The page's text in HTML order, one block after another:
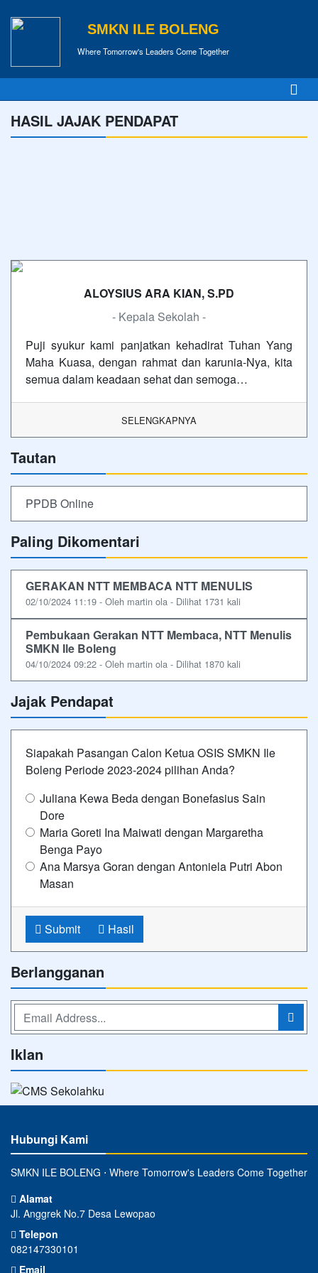
SMKN ILE BOLENG
Where Tomorrow's Leaders Come Together
HASIL JAJAK PENDAPAT
ALOYSIUS ARA KIAN, S.PD
- Kepala Sekolah -
Puji syukur kami panjatkan kehadirat Tuhan Yang
Maha Kuasa, dengan rahmat dan karunia-Nya, kita
semua dalam keadaan sehat dan semoga…
SELENGKAPNYA
Tautan
PPDB Online
Paling Dikomentari
GERAKAN NTT MEMBACA NTT MENULIS
02/10/2024 11:19 - Oleh martin ola - Dilihat 1731 kali
Pembukaan Gerakan NTT Membaca, NTT Menulis
SMKN Ile Boleng
04/10/2024 09:22 - Oleh martin ola - Dilihat 1870 kali
Jajak Pendapat
Siapakah Pasangan Calon Ketua OSIS SMKN Ile
Boleng Periode 2023-2024 pilihan Anda?
Juliana Kewa Beda dengan Bonefasius Sain
Dore
Maria Goreti Ina Maiwati dengan Margaretha
Benga Payo
Ana Marsya Goran dengan Antoniela Putri Abon
Masan
Submit Hasil
Berlangganan
Iklan
Hubungi Kami
SMKN ILE BOLENG ⋅ Where Tomorrow's Leaders Come Together
Alamat
Jl. Anggrek No.7 Desa Lewopao
Telepon
082147330101
Email